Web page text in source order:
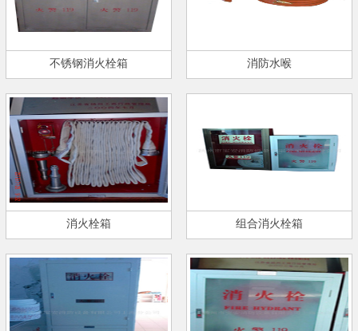
不锈钢消火栓箱 消防水喉
消火栓箱 组合消火栓箱